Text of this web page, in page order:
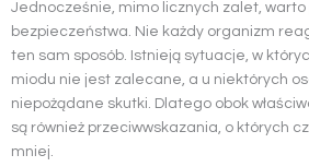
Jednocześnie, mimo licznych zalet,
bezpieczeństwa. Nie każdy organizm
ten sam sposób. Istnieją sytuacje, w
miodu nie jest zalecane, a u niektórych
niepożądane skutki. Dlatego obok
są również przeciwwskazania, o których
mniej.